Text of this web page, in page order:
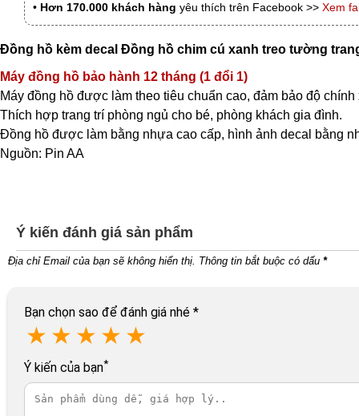
• Hơn 170.000 khách hàng yêu thích trên Facebook >> Xem
Đồng hồ kèm decal Đồng hồ chim cú xanh treo tường
Máy đồng hồ bảo hành 12 tháng (1 đổi 1)
Máy đồng hồ được làm theo tiêu chuẩn cao, đảm bảo độ chính
Thích hợp trang trí phòng ngủ cho bé, phòng khách gia đình.
Đồng hồ được làm bằng nhựa cao cấp, hình ảnh decal bằng
Nguồn: Pin AA
Ý kiến đánh giá sản phẩm
Địa chỉ Email của bạn sẽ không hiển thị. Thông tin bắt buộc có dấu *
Bạn chọn sao để đánh giá nhé *
★ ★ ★ ★ ★
Ý kiến của bạn*